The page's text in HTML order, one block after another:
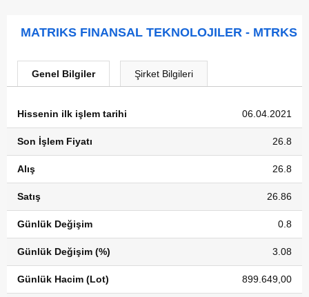
MATRIKS FINANSAL TEKNOLOJILER - MTRKS
Genel Bilgiler Şirket Bilgileri
Hissenin ilk işlem tarihi 06.04.2021
Son İşlem Fiyatı 26.8
Alış 26.8
Satış 26.86
Günlük Değişim 0.8
Günlük Değişim (%) 3.08
Günlük Hacim (Lot) 899.649,00